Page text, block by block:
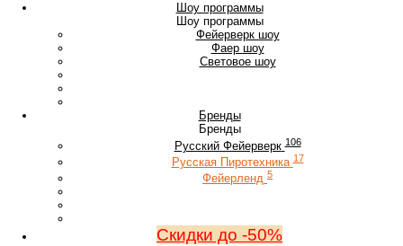
Шоу программы
Шоу программы
Фейерверк шоу
Фаер шоу
Световое шоу
Бренды
Бренды
Русский Фейерверк 106
Русская Пиротехника 17
Фейерленд 5
Скидки до -50%